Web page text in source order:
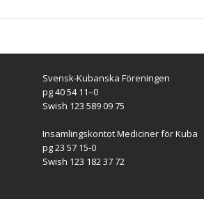
Svensk-Kubanska Föreningen
pg 40 54 11–0
Swish 123 589 09 75
Insamlingskontot Mediciner för Kuba
pg 23 57 15-0
Swish 123 182 37 72